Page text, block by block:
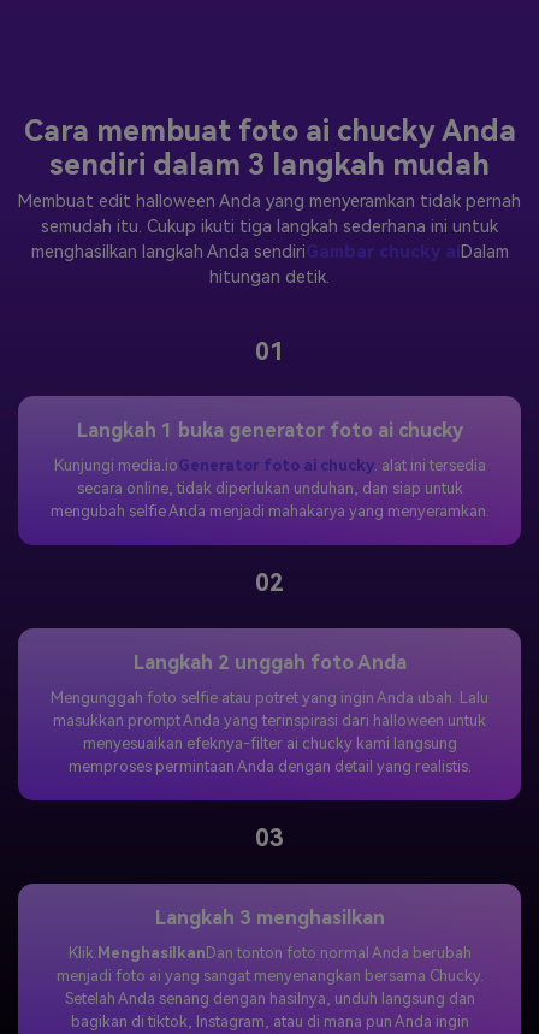
Cara membuat foto ai chucky Anda
sendiri dalam 3 langkah mudah
Membuat edit halloween Anda yang menyeramkan tidak pernah
semudah itu. Cukup ikuti tiga langkah sederhana ini untuk
menghasilkan langkah Anda sendiriGambar chucky ai Dalam
hitungan detik.
01
Langkah 1 buka generator foto ai chucky
Kunjungi media.ioGenerator foto ai chucky. alat ini tersedia
secara online, tidak diperlukan unduhan, dan siap untuk
mengubah selfie Anda menjadi mahakarya yang menyeramkan.
02
Langkah 2 unggah foto Anda
Mengunggah foto selfie atau potret yang ingin Anda ubah. Lalu
masukkan prompt Anda yang terinspirasi dari halloween untuk
menyesuaikan efeknya-filter ai chucky kami langsung
memproses permintaan Anda dengan detail yang realistis.
03
Langkah 3 menghasilkan
Klik. MenghasilkanDan tonton foto normal Anda berubah
menjadi foto ai yang sangat menyenangkan bersama Chucky.
Setelah Anda senang dengan hasilnya, unduh langsung dan
bagikan di tiktok, Instagram, atau di mana pun Anda ingin